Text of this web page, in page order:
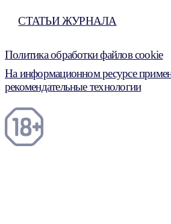
СТАТЬИ ЖУРНАЛА
Политика обработки файлов cookie
На информационном ресурсе
рекомендательные технологии